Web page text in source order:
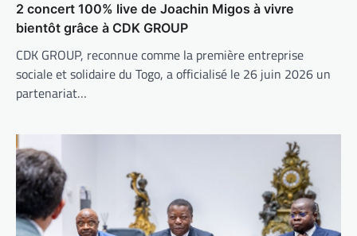
2 concert 100% live de Joachin Migos à vivre
bientôt grâce à CDK GROUP
CDK GROUP, reconnue comme la première entreprise
sociale et solidaire du Togo, a officialisé le 26 juin 2026 un
partenariat…